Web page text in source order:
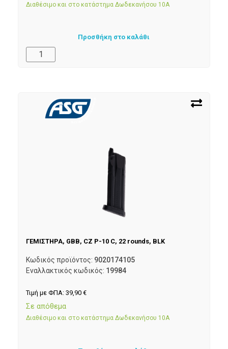
Διαθέσιμο και στο κατάστημα Δωδεκανήσου 10Α
Προσθήκη στο καλάθι
ΓΕΜΙΣΤΗΡΑ, GBB, CZ P-10 C, 22 rounds, BLK
Κωδικός προϊόντος: 9020174105
Εναλλακτικός κωδικός: 19984
Τιμή με ΦΠΑ: 39,90 €
Σε απόθεμα
Διαθέσιμο και στο κατάστημα Δωδεκανήσου 10Α